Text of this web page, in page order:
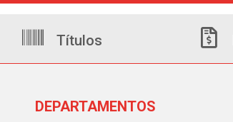
Títulos
DEPARTAMENTOS